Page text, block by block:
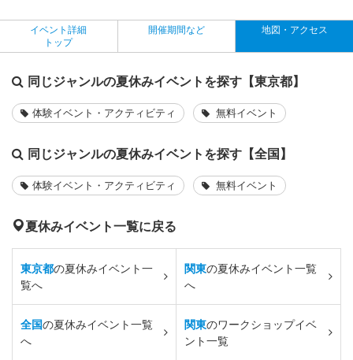
イベント詳細
トップ
開催期間など 地図・アクセス
同じジャンルの夏休みイベントを探す【東京都】
体験イベント・アクティビティ 無料イベント
同じジャンルの夏休みイベントを探す【全国】
体験イベント・アクティビティ 無料イベント
夏休みイベント一覧に戻る
東京都の夏休みイベント一
覧へ
関東の夏休みイベント一覧
へ
全国の夏休みイベント一覧
へ
関東のワークショップイベ
ント一覧